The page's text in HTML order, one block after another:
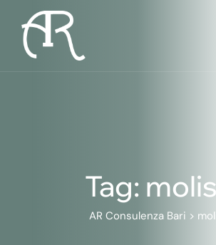
content
Tag:
AR Consulenza Bari >